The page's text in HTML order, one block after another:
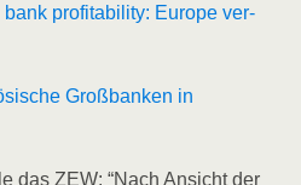
bank pro­fi­ta­bi­li­ty: Euro­pe ver­
Groß­ban­ken in
das ZEW: “Nach Ansicht der